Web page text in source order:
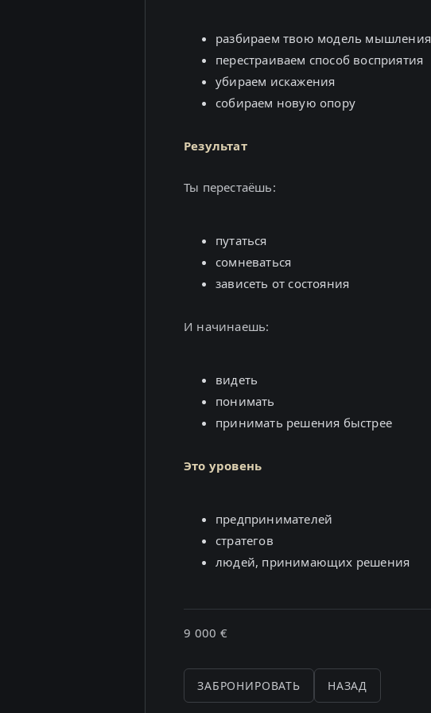
разбираем твою модель мышления
перестраиваем способ восприятия
убираем искажения
собираем новую опору
Результат
Ты перестаёшь:
путаться
сомневаться
зависеть от состояния
И начинаешь:
видеть
понимать
принимать решения быстрее
Это уровень
предпринимателей
стратегов
людей, принимающих решения
9 000 €
ЗАБРОНИРОВАТЬ НАЗАД